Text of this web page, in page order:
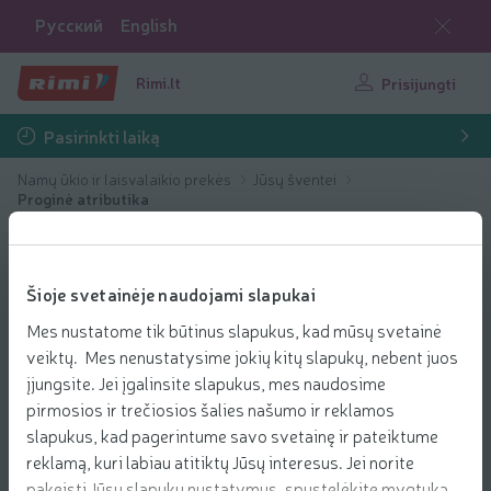
Šioje svetainėje naudojami slapukai
Mes nustatome tik būtinus slapukus, kad mūsų svetainė
veiktų. Mes nenustatysime jokių kitų slapukų, nebent juos
įjungsite. Jei įgalinsite slapukus, mes naudosime
pirmosios ir trečiosios šalies našumo ir reklamos
slapukus, kad pagerintume savo svetainę ir pateiktume
reklamą, kuri labiau atitiktų Jūsų interesus. Jei norite
Русский English
Rimi.lt Prisijungti
Pasirinkti laiką
Namų ūkio ir laisvalaikio prekės
Jūsų šventei
Proginė atributika